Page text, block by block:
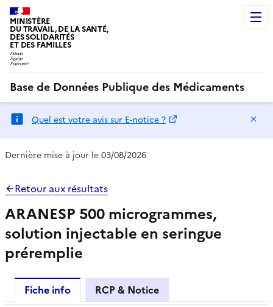
MINISTÈRE
DU TRAVAIL, DE LA SANTÉ,
DES SOLIDARITÉS
ET DES FAMILLES
Base de Données Publique des Médicaments
Quel est votre avis sur E-notice ?
Dernière mise à jour le 03/08/2026
Retour aux résultats
ARANESP 500 microgrammes,
solution injectable en seringue
préremplie
Fiche info
RCP & Notice